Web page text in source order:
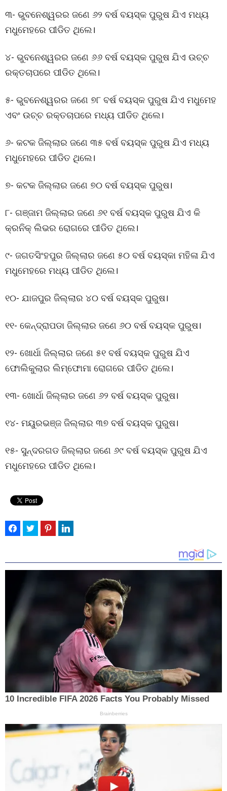
୩- ଭୁବନେଶ୍ୱରର ଜଣେ ୬୨ ବର୍ଷ ବୟସ୍କ ପୁରୁଷ ଯିଏ ମଧ୍ୟ
ମଧୁମେହରେ ପୀଡିତ ଥିଲେ।
୪- ଭୁବନେଶ୍ୱରର ଜଣେ ୬୬ ବର୍ଷ ବୟସ୍କ ପୁରୁଷ ଯିଏ ଉଚ୍ଚ
ରକ୍ତଚାପରେ ପୀଡିତ ଥିଲେ।
୫- ଭୁବନେଶ୍ୱରର ଜଣେ ୭୮ ବର୍ଷ ବୟସ୍କ ପୁରୁଷ ଯିଏ ମଧୁମେହ
ଏବଂ ଉଚ୍ଚ ରକ୍ତଚାପରେ ମଧ୍ୟ ପୀଡିତ ଥିଲେ।
୬- କଟକ ଜିଲ୍ଲାର ଜଣେ ୩୫ ବର୍ଷ ବୟସ୍କ ପୁରୁଷ ଯିଏ ମଧ୍ୟ
ମଧୁମେହରେ ପୀଡିତ ଥିଲେ।
୭- କଟକ ଜିଲ୍ଲାର ଜଣେ ୭୦ ବର୍ଷ ବୟସ୍କ ପୁରୁଷ।
୮- ଗଞ୍ଜାମ ଜିଲ୍ଲାର ଜଣେ ୬୧ ବର୍ଷ ବୟସ୍କ ପୁରୁଷ ଯିଏ କି
କ୍ରନିକ୍ ଲିଭର ରୋଗରେ ପୀଡିତ ଥିଲେ।
୯- ଜଗତସିଂହପୁର ଜିଲ୍ଲାର ଜଣେ ୫୦ ବର୍ଷ ବୟସ୍କା ମହିଳା ଯିଏ
ମଧୁମେହରେ ମଧ୍ୟ ପୀଡିତ ଥିଲେ।
୧୦- ଯାଜପୁର ଜିଲ୍ଲାର ୪୦ ବର୍ଷ ବୟସ୍କ ପୁରୁଷ।
୧୧- କେନ୍ଦ୍ରାପଡା ଜିଲ୍ଲାର ଜଣେ ୬୦ ବର୍ଷ ବୟସ୍କ ପୁରୁଷ।
୧୨- ଖୋର୍ଧା ଜିଲ୍ଲାର ଜଣେ ୫୧ ବର୍ଷ ବୟସ୍କ ପୁରୁଷ ଯିଏ
ଫୋଲିକୁଲାର ଲିମ୍ଫୋମା ରୋଗରେ ପୀଡିତ ଥିଲେ।
୧୩- ଖୋର୍ଧା ଜିଲ୍ଲାର ଜଣେ ୬୨ ବର୍ଷ ବୟସ୍କ ପୁରୁଷ।
୧୪- ମୟୁରଭଞ୍ଜ ଜିଲ୍ଲାର ୩୭ ବର୍ଷ ବୟସ୍କ ପୁରୁଷ।
୧୫- ସୁନ୍ଦରଗଡ ଜିଲ୍ଲାର ଜଣେ ୬୯ ବର୍ଷ ବୟସ୍କ ପୁରୁଷ ଯିଏ
ମଧୁମେହରେ ପୀଡିତ ଥିଲେ।